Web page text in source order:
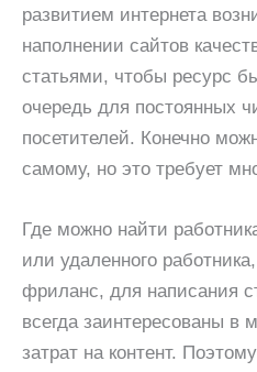
развитием интернета
наполнении сайтов
статьями, чтобы ресурс
очередь для постоянных
посетителей. Конечно
самому, но это требует
Где можно найти
или удаленного
фриланс, для написания
всегда заинтересованы
затрат на контент.